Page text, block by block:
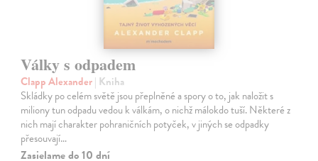
Války s odpadem
Clapp Alexander| Kniha
Skládky po celém světě jsou přeplněné a spory o to, jak naložit s
miliony tun odpadu vedou k válkám, o nichž málokdo tuší. Některé z
nich mají charakter pohraničních potyček, v jiných se odpadky
přesouvají…
Zasielame do 10 dní